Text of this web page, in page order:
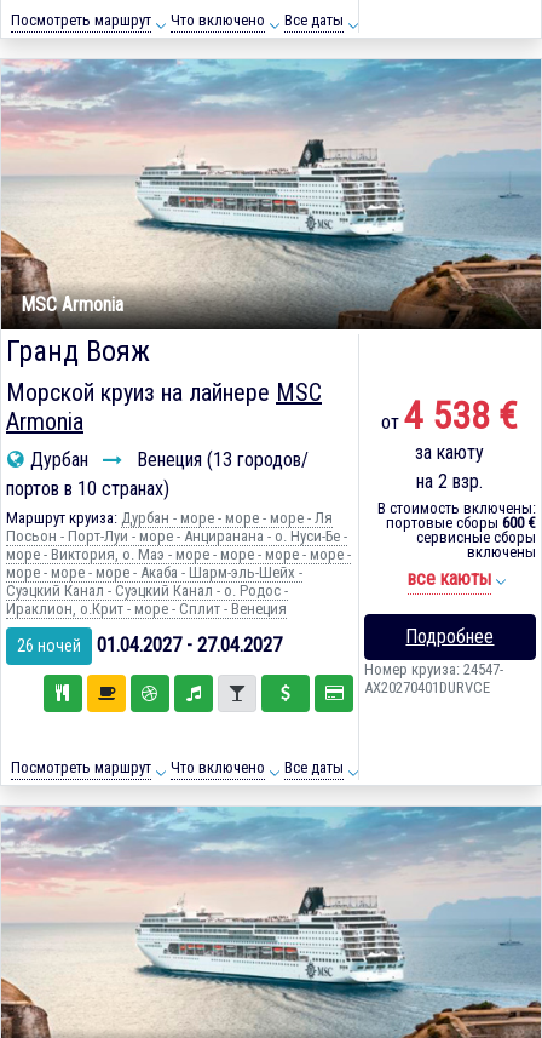
Посмотреть маршрут Что включено Все даты
MSC Armonia
Гранд Вояж
Морской круиз на лайнере MSC
Armonia
Дурбан
Венеция (13 городов/
портов в 10 странах)
Маршрут круиза: Дурбан - море - море - море - Ля
Посьон - Порт-Луи - море - Анциранана - о. Нуси-Бе -
море - Виктория, о. Маэ - море - море - море - море -
море - море - море - Акаба - Шарм-эль-Шейх -
Суэцкий Канал - Суэцкий Канал - о. Родос -
Ираклион, о.Крит - море - Сплит - Венеция
26 ночей 01.04.2027 - 27.04.2027
Посмотреть маршрут Что включено Все даты
от4 538 €
за каюту
на 2 взр.
В стоимость включены:
портовые сборы 600 €
сервисные сборы
включены
все каюты
Подробнее
Номер круиза: 24547-
AX20270401DURVCE